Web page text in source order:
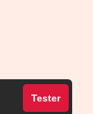
Tester